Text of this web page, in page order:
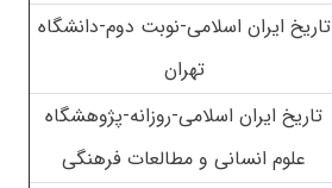
تاریخ ایران اسلامی-نوبت دوم-دانشگاه
تهران
تاریخ ایران اسلامی-روزانه-پژوهشگاه
علوم انسانی و مطالعات فرهنگی